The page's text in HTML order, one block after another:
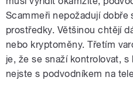
Scammeři nepožadují dobře
prostředky. Většinou chtějí
nebo kryptoměny. Třetím
je, že se snaží kontrolovat,
nejste s podvodníkem na